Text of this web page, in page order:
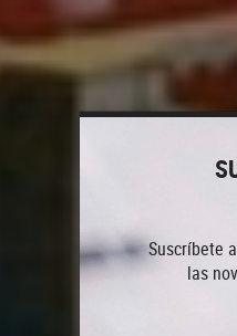
Suscríbete
las